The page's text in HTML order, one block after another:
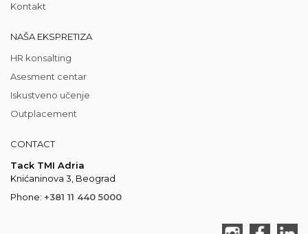
Kontakt
NAŠA EKSPRETIZA
HR konsalting
Asesment centar
Iskustveno učenje
Outplacement
CONTACT
Tack TMI Adria
Knićaninova 3, Beograd
Phone: +381 11 440 5000